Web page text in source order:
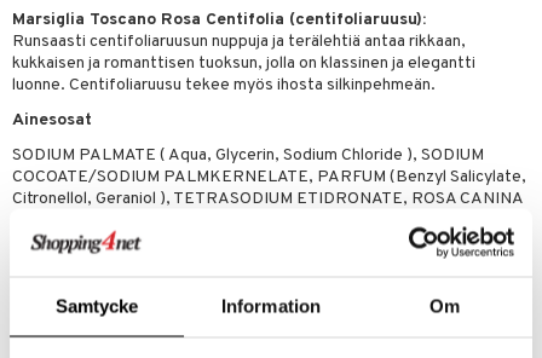
Samtycke Information Om
Marsiglia Toscano Rosa Centifolia (centifoliaruusu):
Runsaasti centifoliaruusun nuppuja ja terälehtiä antaa rikkaan,
kukkaisen ja romanttisen tuoksun, jolla on klassinen ja elegantti
luonne. Centifoliaruusu tekee myös ihosta silkinpehmeän.
Ainesosat
SODIUM PALMATE ( Aqua, Glycerin, Sodium Chloride ), SODIUM
COCOATE/SODIUM PALMKERNELATE, PARFUM (Benzyl Salicylate,
Citronellol, Geraniol ), TETRASODIUM ETIDRONATE, ROSA CANINA
CND16-0Z-200-XX-XX
Happy
Happy For Men
Miehille
& Soujaus
& Ihonpuhdistus